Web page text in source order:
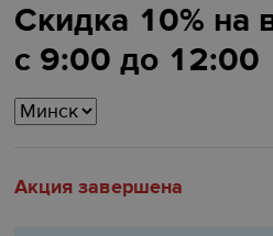
Скидка 10% на
с 9:00 до 12:00
Акция завершена